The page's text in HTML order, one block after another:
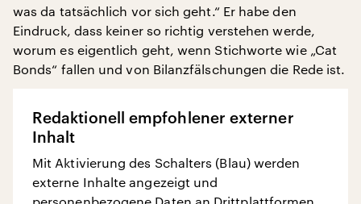
was da tatsächlich vor sich geht.“ Er habe den
Eindruck, dass keiner so richtig verstehen werde,
worum es eigentlich geht, wenn Stichworte wie „Cat
Bonds“ fallen und von Bilanzfälschungen die Rede ist.
Redaktionell empfohlener externer
Inhalt
Mit Aktivierung des Schalters (Blau) werden
externe Inhalte angezeigt und